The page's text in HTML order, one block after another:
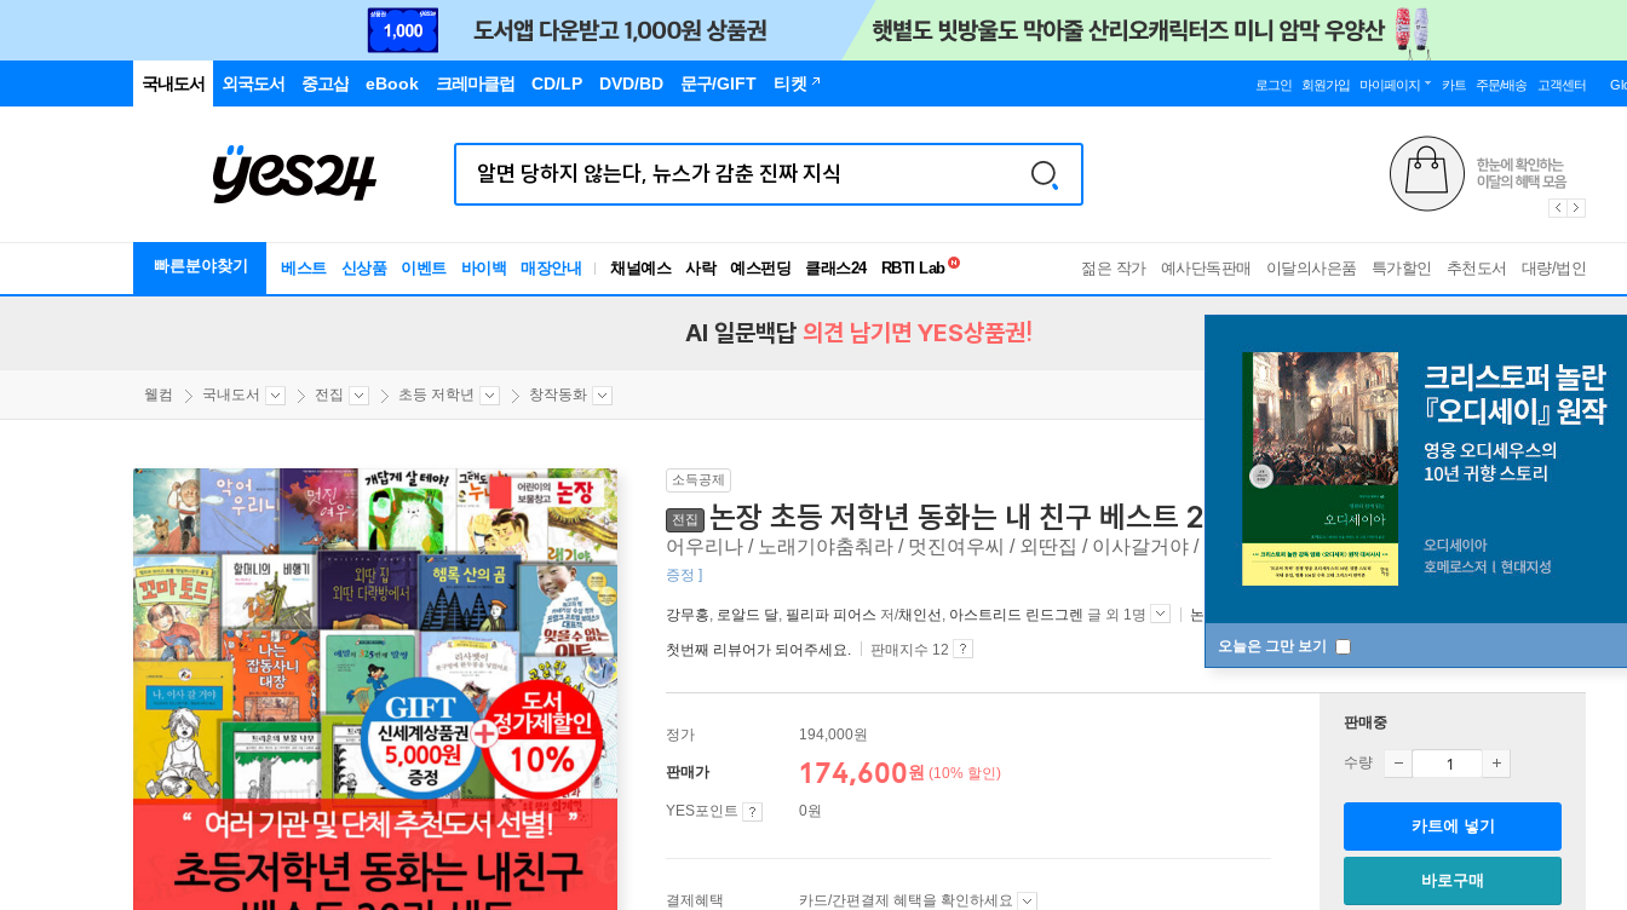
국내도서 외국도서 중고샵 eBook 크레마클럽 CD/LP DVD/BD 문구/GIFT 티켓 로그인 회원가입 마이페이지 카트 주문/배송 고객센터
빠른분야찾기 베스트 신상품 이벤트 바이백 매장안내 채널예스 사락 예스펀딩 클래스24
RBTI Lab
독서유형검사
젊은 작가 예사단독판매 이달의사은품 특가할인 추천도서 대량/법인
오늘은 그만 보기
AI 일문백답 의견 남기면 YES상품권!
웰컴 국내도서 전집 초등 저학년 창작동화
소득공제
전집 논장 초등 저학년 동화는 내 친구 베스트 20권세트/상품권5천
어우리나 / 노래기야춤춰라 / 멋진여우씨 / 외딴집 / 이사갈거야 / 트리혼 / 콩알탐삼총사 / 용감한닭
증정 ]
강무홍, 로알드 달, 필리파 피어스 저/채인선 , 아스트리드 린드그렌 글 외 1명 논장(전집)
첫번째 리뷰어가 되어주세요. 판매지수 12
정가 194,000원
판매가 174,600원 (10% 할인)
YES포인트 0원
결제혜택 카드/간편결제 혜택을 확인하세요
판매중
수량
카트에 넣기
바로구매